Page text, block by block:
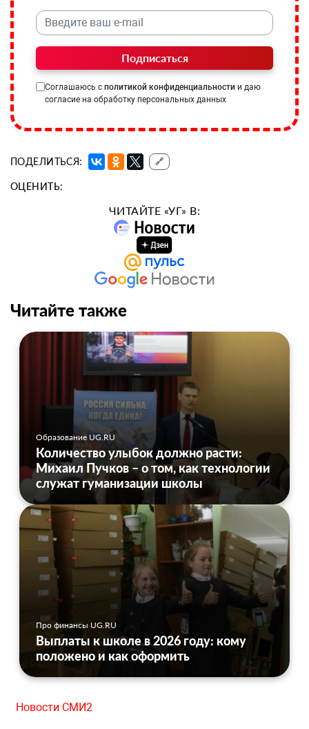
Подписаться
Соглашаюсь с политикой конфиденциальности и даю
согласие на обработку персональных данных
ПОДЕЛИТЬСЯ: 🔗
ОЦЕНИТЬ:
ЧИТАЙТЕ «УГ» В:
Читайте также
Образование UG.RU
Количество улыбок должно расти:
Михаил Пучков – о том, как технологии
служат гуманизации школы
Про финансы UG.RU
Выплаты к школе в 2026 году: кому
положено и как оформить
Новости СМИ2